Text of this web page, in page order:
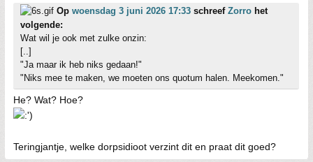
Op woensdag 3 juni 2026 17:33 schreef Zorro het
volgende:
Wat wil je ook met zulke onzin:
[..]
"Ja maar ik heb niks gedaan!"
"Niks mee te maken, we moeten ons quotum halen. Meekomen."
He? Wat? Hoe?
Teringjantje, welke dorpsidioot verzint dit en praat dit goed?